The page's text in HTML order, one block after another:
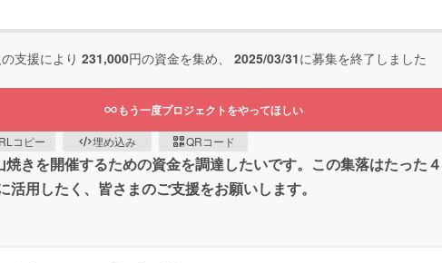
支援により 231,000円の資金を集め、 2025/03/31に募集を終了しました
もう一度プロジェクトをやってほしい
コピー 埋め込み QRコード
きを開催するための資金を調達したいです。この集落はたった
用したく、皆さまのご支援をお願いします。